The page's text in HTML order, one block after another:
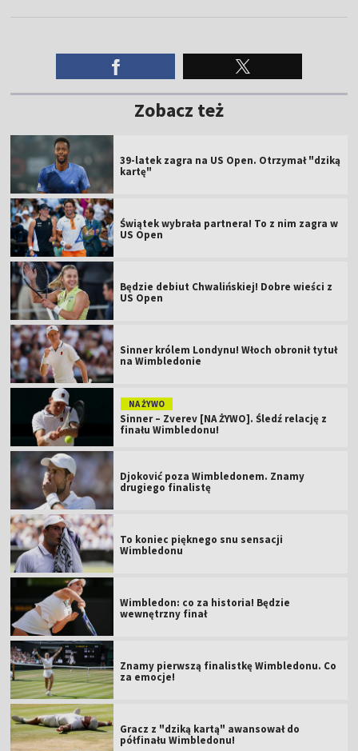
Zobacz też
39-latek zagra na US Open. Otrzymał "dziką
kartę"
Świątek wybrała partnera! To z nim zagra w
US Open
Będzie debiut Chwalińskiej! Dobre wieści z
US Open
Sinner królem Londynu! Włoch obronił tytuł
na Wimbledonie
NA ŻYWO
Sinner – Zverev [NA ŻYWO]. Śledź relację z
finału Wimbledonu!
Djoković poza Wimbledonem. Znamy
drugiego finalistę
To koniec pięknego snu sensacji
Wimbledonu
Wimbledon: co za historia! Będzie
wewnętrzny finał
Znamy pierwszą finalistkę Wimbledonu. Co
za emocje!
Gracz z "dziką kartą" awansował do
półfinału Wimbledonu!